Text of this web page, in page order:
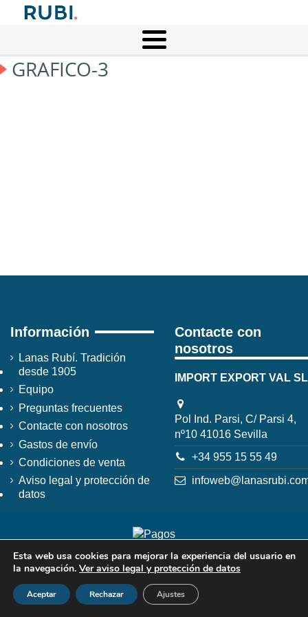
GRAFICO-3
Información
Lanas Rubí. Tradición
desde 1905
Equipo
Preguntas frecuentes
Contacte con nosotros
Gastos de envío
Condiciones de venta
Aviso legal y protección de
datos
Contacte con
nosotros
IMPORT EXPORT VAL SL
Pol Ind. Parsi, C/ Parsi 4,
nº10 41016 Sevilla
+34 955 15 55 49
Esta web usa cookies para mejorar la experiencia del usuario en
la navegación. Ver aviso legal y protección de datos
Aceptar Rechazar Ajustes